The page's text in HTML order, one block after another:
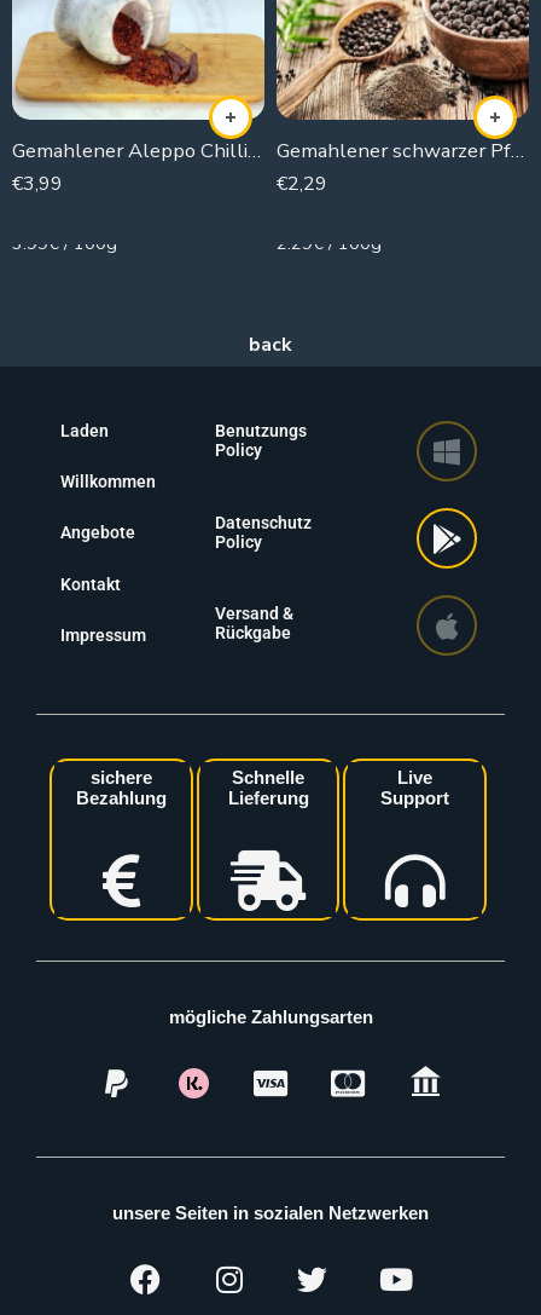
Gemahlener Aleppo Chilli (Scharf)
€3,99
3.99€ / 100g
Gemahlener schwarzer Pfeffer
€2,29
2.29€ / 100g
Laden
Willkommen
Angebote
Kontakt
Impressum
Benutzungs
Policy
Datenschutz
Policy
Versand &
Rückgabe
sichere
Bezahlung
Schnelle
Lieferung
Live
Support
mögliche Zahlungsarten
unsere Seiten in sozialen Netzwerken